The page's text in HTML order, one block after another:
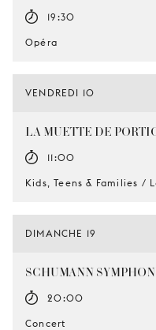
19:30
Opéra
VENDREDI 10
LA MUETTE DE
11:00
Kids, Teens & Families /
DIMANCHE 19
SCHUMANN
20:00
Concert